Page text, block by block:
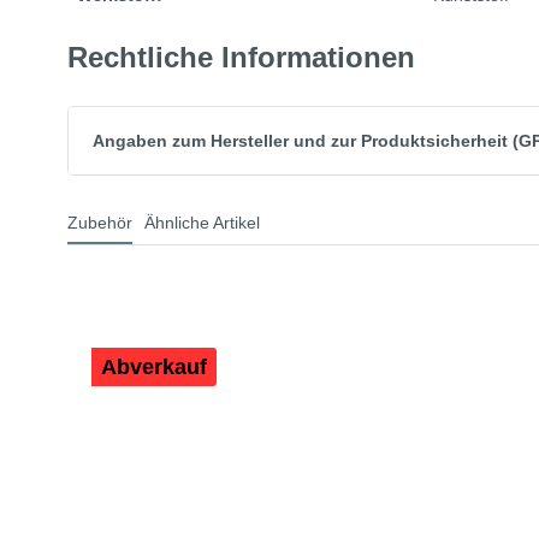
Rechtliche Informationen
Angaben zum Hersteller und zur Produktsicherheit
Zubehör Ähnliche Artikel
Abverkauf